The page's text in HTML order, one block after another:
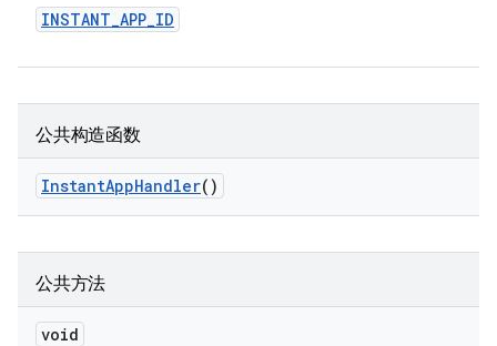
INSTANT_APP_ID
公共构造函数
InstantAppHandler()
公共方法
void